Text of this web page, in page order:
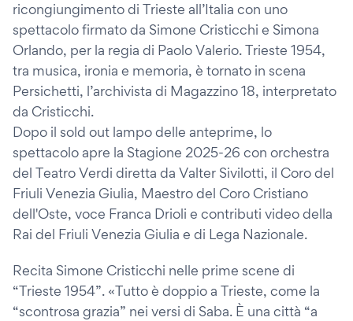
ricongiungimento di Trieste all’Italia con uno
spettacolo firmato da Simone Cristicchi e Simona
Orlando, per la regia di Paolo Valerio. Trieste 1954,
tra musica, ironia e memoria, è tornato in scena
Persichetti, l’archivista di Magazzino 18, interpretato
da Cristicchi.
Dopo il sold out lampo delle anteprime, lo
spettacolo apre la Stagione 2025-26 con orchestra
del Teatro Verdi diretta da Valter Sivilotti, il Coro del
Friuli Venezia Giulia, Maestro del Coro Cristiano
dell'Oste, voce Franca Drioli e contributi video della
Rai del Friuli Venezia Giulia e di Lega Nazionale.
Recita Simone Cristicchi nelle prime scene di
“Trieste 1954”. «Tutto è doppio a Trieste, come la
“scontrosa grazia” nei versi di Saba. È una città “a